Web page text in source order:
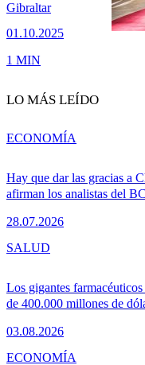
Gibraltar
01.10.2025
1 MIN
LO MÁS LEÍDO
Hay que dar las gracias a
afirman los analistas del
28.07.2026
ECONOMÍA
Los gigantes
de 400.000 millones de
03.08.2026
SALUD
ECONOMÍA